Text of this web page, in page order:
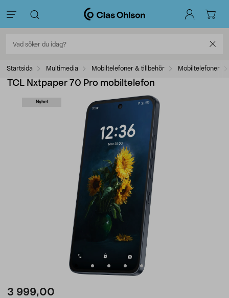
Startsida Multimedia Mobiltelefoner & tillbehör Mobiltelefoner
TCL Nxtpaper 70 Pro mobiltelefon
Nyhet
3 999,00